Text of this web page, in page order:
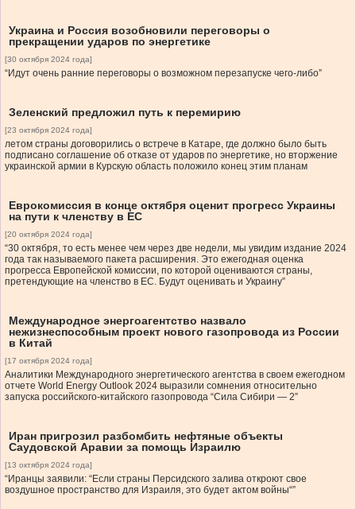
Украина и Россия возобновили переговоры о
прекращении ударов по энергетике
[30 октября 2024 года]
“Идут очень ранние переговоры о возможном перезапуске чего-либо”
Зеленский предложил путь к перемирию
[23 октября 2024 года]
летом страны договорились о встрече в Катаре, где должно было быть
подписано соглашение об отказе от ударов по энергетике, но вторжение
украинской армии в Курскую область положило конец этим планам
Еврокомиссия в конце октября оценит прогресс Украины
на пути к членству в ЕС
[20 октября 2024 года]
“30 октября, то есть менее чем через две недели, мы увидим издание 2024
года так называемого пакета расширения. Это ежегодная оценка
прогресса Европейской комиссии, по которой оцениваются страны,
претендующие на членство в ЕС. Будут оценивать и Украину”
Международное энергоагентство назвало
нежизнеспособным проект нового газопровода из России
в Китай
[17 октября 2024 года]
Аналитики Международного энергетического агентства в своем ежегодном
отчете World Energy Outlook 2024 выразили сомнения относительно
запуска российского-китайского газопровода “Сила Сибири — 2”
Иран пригрозил разбомбить нефтяные объекты
Саудовской Аравии за помощь Израилю
[13 октября 2024 года]
“Иранцы заявили: “Если страны Персидского залива откроют свое
воздушное пространство для Израиля, это будет актом войны“”